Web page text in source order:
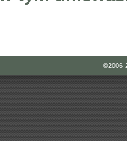
©2006-